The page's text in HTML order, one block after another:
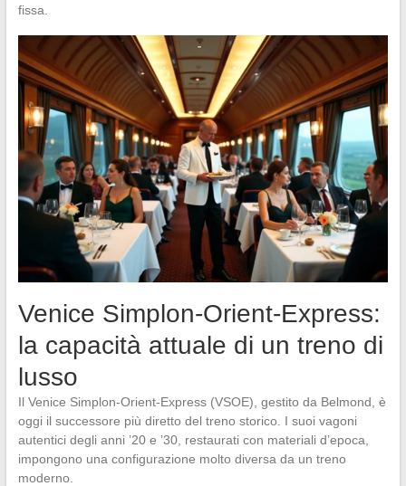
fissa.
Venice Simplon-Orient-Express:
la capacità attuale di un treno di
lusso
Il Venice Simplon-Orient-Express (VSOE), gestito da Belmond, è
oggi il successore più diretto del treno storico. I suoi vagoni
autentici degli anni ’20 e ’30, restaurati con materiali d’epoca,
impongono una configurazione molto diversa da un treno
moderno.